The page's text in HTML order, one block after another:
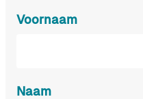
Voornaam
Naam